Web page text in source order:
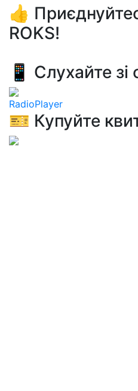
👍
ROKS!
📱 Слухайте
RadioPlayer
🎫 Купуйте